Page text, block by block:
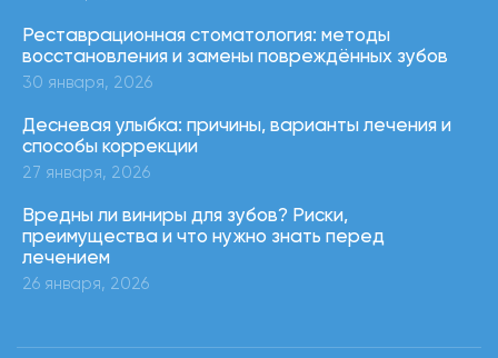
Реставрационная стоматология: методы
восстановления и замены повреждённых зубов
30 января, 2026
Десневая улыбка: причины, варианты лечения и
способы коррекции
27 января, 2026
Вредны ли виниры для зубов? Риски,
преимущества и что нужно знать перед
лечением
26 января, 2026